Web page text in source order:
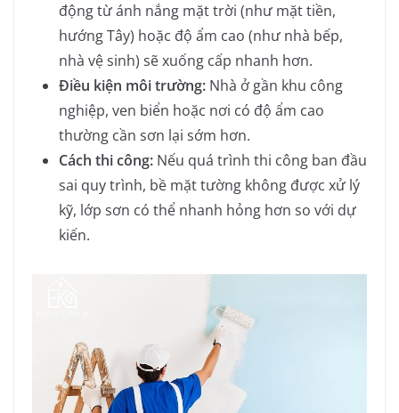
động từ ánh nắng mặt trời (như mặt tiền,
hướng Tây) hoặc độ ẩm cao (như nhà bếp,
nhà vệ sinh) sẽ xuống cấp nhanh hơn.
Điều kiện môi trường: Nhà ở gần khu công
nghiệp, ven biển hoặc nơi có độ ẩm cao
thường cần sơn lại sớm hơn.
Cách thi công: Nếu quá trình thi công ban đầu
sai quy trình, bề mặt tường không được xử lý
kỹ, lớp sơn có thể nhanh hỏng hơn so với dự
kiến.